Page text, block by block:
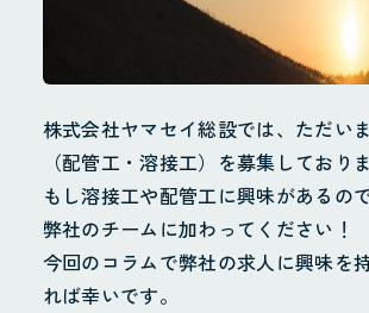
株式会社ヤマセイ総設では、ただい
（配管工・溶接工）を募集しており
もし溶接工や配管工に興味があるの
弊社のチームに加わってください！
今回のコラムで弊社の求人に興味を
れば幸いです。